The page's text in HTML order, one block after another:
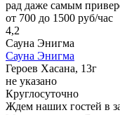
рад даже самым
от 700 до 1500 руб/час
4,2
Сауна Энигма
Сауна Энигма
Героев Хасана, 13г
не указано
Круглосуточно
Ждем наших гостей в